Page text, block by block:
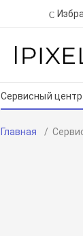
Сервисный центр
Главная